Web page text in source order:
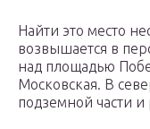
Найти это место
возвышается в
над площадью
Московская. В
подземной части и